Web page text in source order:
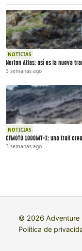
NOTICIAS
Norton Atlas: así es la nueva
3 semanas ago
NOTICIAS
CFMOTO 1000MT-X: una trail
3 semanas ago
© 2026 Adventure
Política de